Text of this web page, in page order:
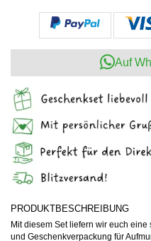
Auf
PRODUKTBESCHREIBUNG
Mit diesem Set liefern wir euch
und Geschenkverpackung für